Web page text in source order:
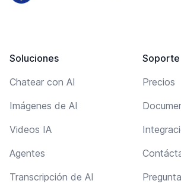
Soluciones
Chatear con AI
Imágenes de AI
Videos IA
Agentes
Transcripción de AI
Soporte
Precios